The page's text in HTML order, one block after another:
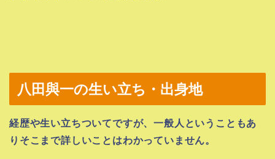
八田與一の生い立ち・出身地
経歴や生い立ちついてですが、一般人ということもあ
りそこまで詳しいことはわかっていません。